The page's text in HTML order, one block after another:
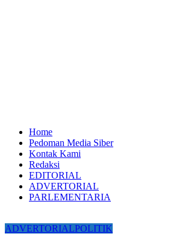
Home
Pedoman Media Siber
Kontak Kami
Redaksi
EDITORIAL
ADVERTORIAL
PARLEMENTARIA
ADVERTORIALPOLITIK